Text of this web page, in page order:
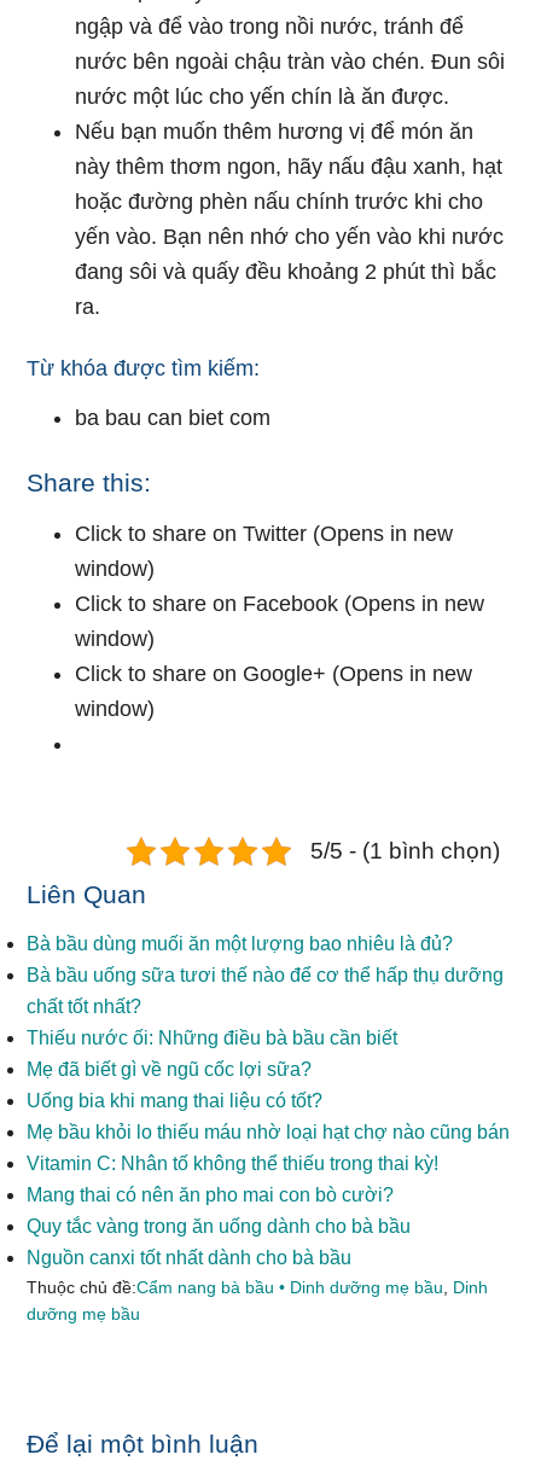
ngập và để vào trong nồi nước, tránh để
nước bên ngoài chậu tràn vào chén. Đun sôi
nước một lúc cho yến chín là ăn được.
Nếu bạn muốn thêm hương vị để món ăn
này thêm thơm ngon, hãy nấu đậu xanh, hạt
hoặc đường phèn nấu chính trước khi cho
yến vào. Bạn nên nhớ cho yến vào khi nước
đang sôi và quấy đều khoảng 2 phút thì bắc
ra.
Từ khóa được tìm kiếm:
ba bau can biet com
Share this:
Click to share on Twitter (Opens in new
window)
Click to share on Facebook (Opens in new
window)
Click to share on Google+ (Opens in new
window)
5/5 - (1 bình chọn)
Liên Quan
Bà bầu dùng muối ăn một lượng bao nhiêu là đủ?
Bà bầu uống sữa tươi thế nào để cơ thể hấp thụ dưỡng
chất tốt nhất?
Thiếu nước ối: Những điều bà bầu cần biết
Mẹ đã biết gì về ngũ cốc lợi sữa?
Uống bia khi mang thai liệu có tốt?
Mẹ bầu khỏi lo thiếu máu nhờ loại hạt chợ nào cũng bán
Vitamin C: Nhân tố không thể thiếu trong thai kỳ!
Mang thai có nên ăn pho mai con bò cười?
Quy tắc vàng trong ăn uống dành cho bà bầu
Nguồn canxi tốt nhất dành cho bà bầu
Thuộc chủ đề:Cẩm nang bà bầu • Dinh dưỡng mẹ bầu
Dinh
dưỡng mẹ bầu
Reader
Để lại một bình luận